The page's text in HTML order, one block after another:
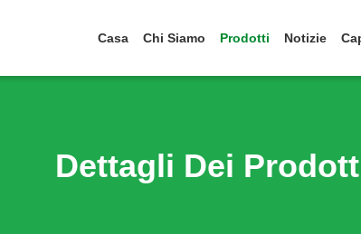
Casa Chi Siamo Prodotti Notizie
Dettagli Dei